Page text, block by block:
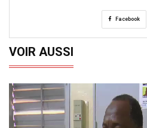
Facebook
VOIR AUSSI